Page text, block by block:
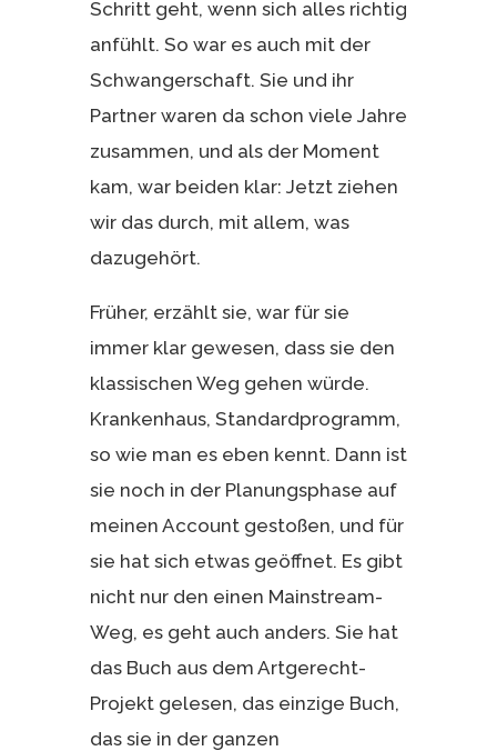
Schritt geht, wenn sich alles richtig
anfühlt. So war es auch mit der
Schwangerschaft. Sie und ihr
Partner waren da schon viele Jahre
zusammen, und als der Moment
kam, war beiden klar: Jetzt ziehen
wir das durch, mit allem, was
dazugehört.
Früher, erzählt sie, war für sie
immer klar gewesen, dass sie den
klassischen Weg gehen würde.
Krankenhaus, Standardprogramm,
so wie man es eben kennt. Dann ist
sie noch in der Planungsphase auf
meinen Account gestoßen, und für
sie hat sich etwas geöffnet. Es gibt
nicht nur den einen Mainstream-
Weg, es geht auch anders. Sie hat
das Buch aus dem Artgerecht-
Projekt gelesen, das einzige Buch,
das sie in der ganzen